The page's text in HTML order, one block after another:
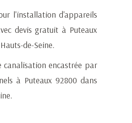
l'installation d'appareils
devis gratuit à Puteaux
de-Seine.
canalisation encastrée par
à Puteaux 92800 dans